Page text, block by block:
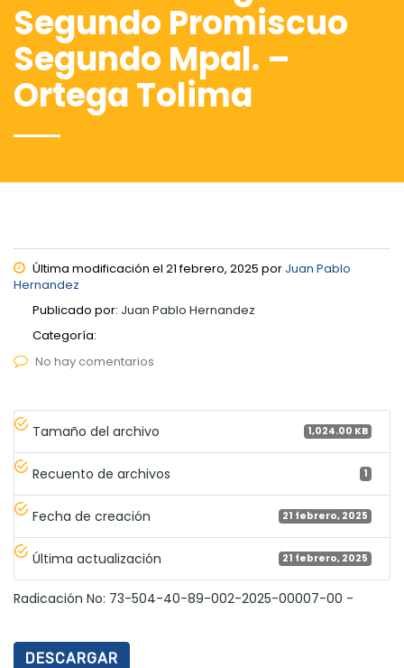
Segundo Promiscuo
Segundo Mpal. –
Ortega Tolima
Última modificación el 21 febrero, 2025 por Juan Pablo
Hernandez
Publicado por: Juan Pablo Hernandez
Categoría:
No hay comentarios
Tamaño del archivo 1,024.00 KB
Recuento de archivos 1
Fecha de creación 21 febrero, 2025
Última actualización 21 febrero, 2025
Radicación No: 73-504-40-89-002-2025-00007-00 -
DESCARGAR